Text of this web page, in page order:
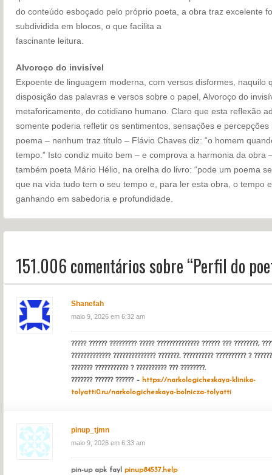
do conteúdo esboçado pelo próprio poeta, a obra traz excelente
subdividida em blocos, o que facilita a
fascinante leitura.
Alvoroço do invisível
Expoente de linguagem moderna, com versos disformes, naquilo
disposição das palavras e versos sobre o papel, Alvoroço do
metaforicamente, do cotidiano humano. Claro que esta reflexão
somente poderia refletir os sentimentos, sensações e
poema – nenhum traz título – Flávio Chaves diz: “o homem
tempo.” Isto condiz muito bem – e comprova a harmonia da obra
também poeta Mário Hélio, na orelha do livro: “pode um poema
que na vida tudo tem o seu tempo e, para ler esta obra, o tempo
ganhando em sabedoria e profundidade.
151.006 comentários sobre “Perfil do
Shanefah
maio 9, 2026 em 6:32 am
????? ?????? ????????? ????? ?????????????? ?????? ??? ????????,
????????????? ?????????????? ???????. ?????????? ?????????? ?
??????? ??????????? ? ?????????? ??? ????????.
??????? ?????? ?????? – https://narkologicheskaya-klinika-
tolyatti0.ru/narkologicheskaya-bolnicza-tolyatti
pinup_tjmn
maio 9, 2026 em 6:33 am
pin-up apk fayl pinup84537.help